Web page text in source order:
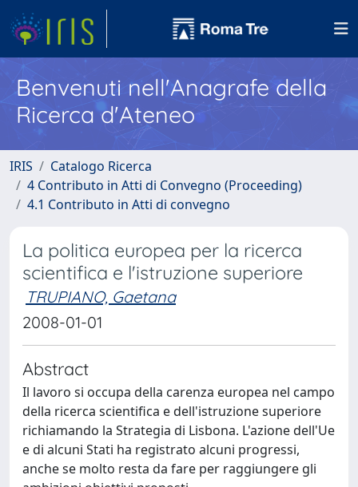
Benvenuti nell'Anagrafe della
Ricerca d'Ateneo
IRIS
Catalogo Ricerca
4 Contributo in Atti di Convegno (Proceeding)
4.1 Contributo in Atti di convegno
La politica europea per la ricerca
scientifica e l'istruzione superiore
TRUPIANO, Gaetana
2008-01-01
Abstract
Il lavoro si occupa della carenza europea nel campo
della ricerca scientifica e dell'istruzione superiore
richiamando la Strategia di Lisbona. L'azione dell'Ue
e di alcuni Stati ha registrato alcuni progressi,
anche se molto resta da fare per raggiungere gli